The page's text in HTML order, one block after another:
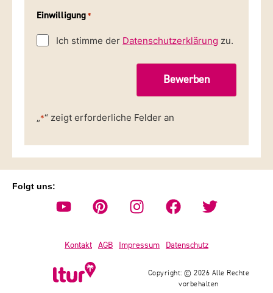
„*“ zeigt erforderliche Felder an
Einwilligung *
Ich stimme der Datenschutzerklärung zu.
Folgt uns:
Kontakt AGB Impressum Datenschutz
Copyright: © 2026 Alle Rechte
vorbehalten